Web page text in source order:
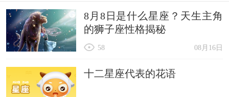
8月8日是什么星座？天生主角
的狮子座性格揭秘
08月16日
58
十二星座代表的花语